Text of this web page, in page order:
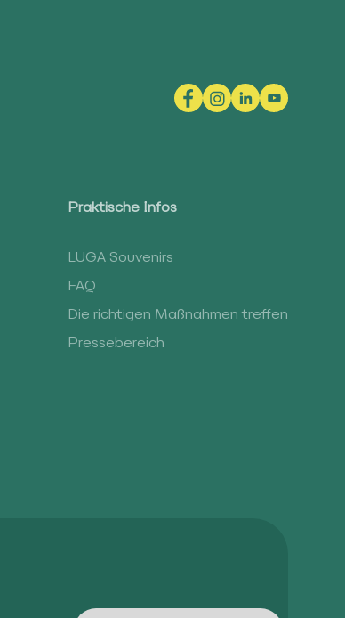
Praktische Infos
LUGA Souvenirs
FAQ
Die richtigen Maßnahmen treffen
Pressebereich